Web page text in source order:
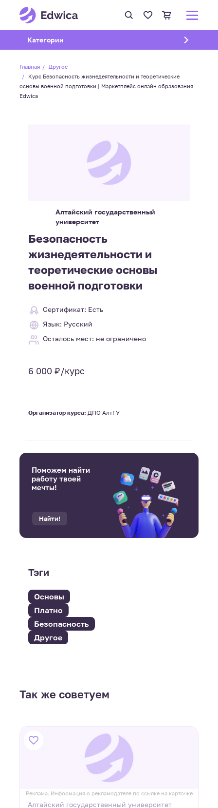
Открыть подменю
Категории
Главная
Другое
Курс Безопасность жизнедеятельности и теоретические
основы военной подготовки | Маркетплейс онлайн образования
Edwica
Алтайский государственный
университет
Безопасность
жизнедеятельности и
теоретические основы
военной подготовки
Сертификат: Есть
Язык: Русский
Осталось мест: не ограничено
6 000 ₽/курс
Организатор курса: ДПО АлтГУ
Поможем найти
работу твоей
мечты!
Найти!
Тэги
Основы
Платно
Безопасность
Другое
Так же советуем
Реклама. Информация о рекламодателе по ссылке на карточке
Алтайский государственный университет